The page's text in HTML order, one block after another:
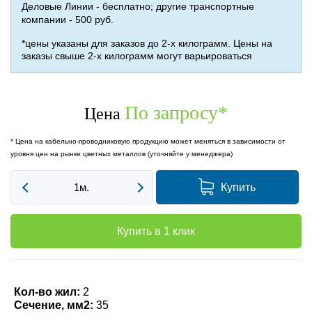
Деловые Линии - бесплатно; другие транспортные
компании - 500 руб.
*цены указаны для заказов до 2-х килограмм. Цены на
заказы свыше 2-х килограмм могут варьироваться
Цена По запросу*
* Цена на кабельно-проводниковую продукцию может меняться в зависимости от
уровня цен на рынке цветных металлов (уточняйте у менеджера)
Купить
Купить в 1 клик
Кол-во жил: 2
Сечение, мм2: 35